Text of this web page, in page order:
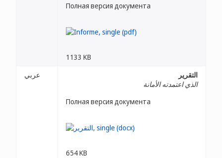
Полная версия документа
1133 KB
عربي
التقرير
الذي اعتمدته الأمانة
Полная версия документа
654 KB